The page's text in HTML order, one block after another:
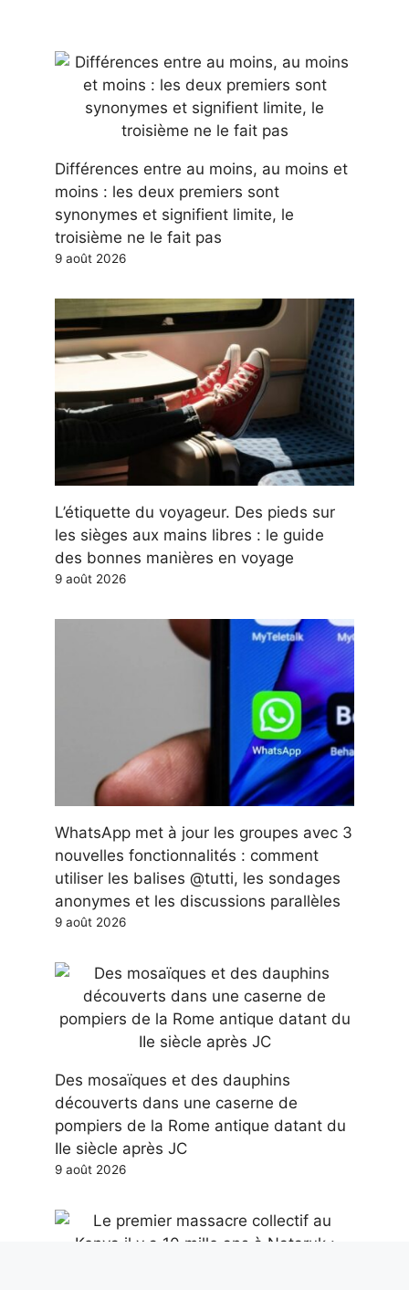
Différences entre au moins, au moins et
moins : les deux premiers sont
synonymes et signifient limite, le
troisième ne le fait pas
9 août 2026
L’étiquette du voyageur. Des pieds sur
les sièges aux mains libres : le guide
des bonnes manières en voyage
9 août 2026
WhatsApp met à jour les groupes avec 3
nouvelles fonctionnalités : comment
utiliser les balises @tutti, les sondages
anonymes et les discussions parallèles
9 août 2026
Des mosaïques et des dauphins
découverts dans une caserne de
pompiers de la Rome antique datant du
IIe siècle après JC
9 août 2026